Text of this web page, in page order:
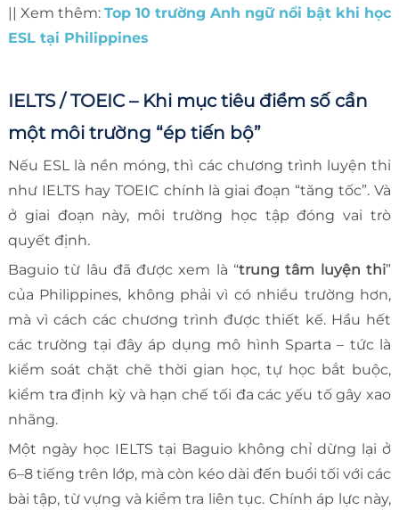
|| Xem thêm: Top 10 trường Anh ngữ nổi bật khi học
ESL tại Philippines
IELTS / TOEIC – Khi mục tiêu điểm số cần
một môi trường “ép tiến bộ”
Nếu ESL là nền móng, thì các chương trình luyện thi
như IELTS hay TOEIC chính là giai đoạn “tăng tốc”. Và
ở giai đoạn này, môi trường học tập đóng vai trò
quyết định.
Baguio từ lâu đã được xem là “trung tâm luyện thi”
của Philippines, không phải vì có nhiều trường hơn,
mà vì cách các chương trình được thiết kế. Hầu hết
các trường tại đây áp dụng mô hình Sparta – tức là
kiểm soát chặt chẽ thời gian học, tự học bắt buộc,
kiểm tra định kỳ và hạn chế tối đa các yếu tố gây xao
nhãng.
Một ngày học IELTS tại Baguio không chỉ dừng lại ở
6–8 tiếng trên lớp, mà còn kéo dài đến buổi tối với các
bài tập, từ vựng và kiểm tra liên tục. Chính áp lực này,